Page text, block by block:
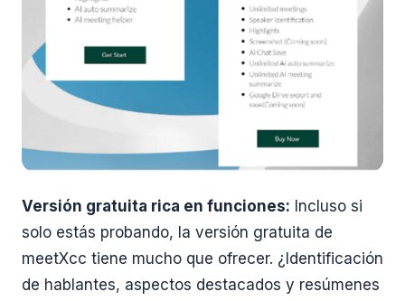
Versión gratuita rica en funciones: Incluso si
solo estás probando, la versión gratuita de
meetXcc tiene mucho que ofrecer. ¿Identificación
de hablantes, aspectos destacados y resúmenes